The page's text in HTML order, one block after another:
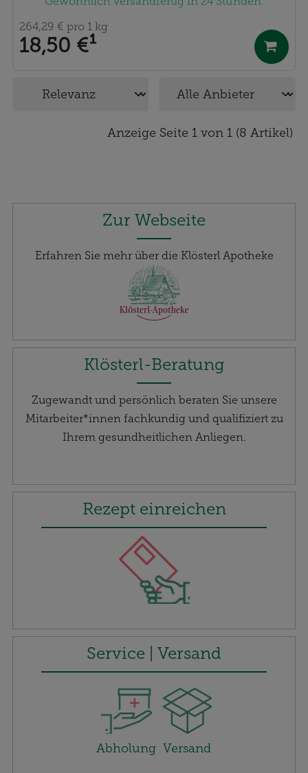
18,50 €¹
264,29 € pro 1 kg
Anzeige Seite 1 von 1 (8 Artikel)
Zur Webseite
Erfahren Sie mehr über die Klösterl Apotheke
Klösterl-Beratung
Zugewandt und persönlich beraten Sie unsere
Mitarbeiter*innen fachkundig und qualifiziert zu
Ihrem gesundheitlichen Anliegen.
Rezept einreichen
Service | Versand
Abholung Versand